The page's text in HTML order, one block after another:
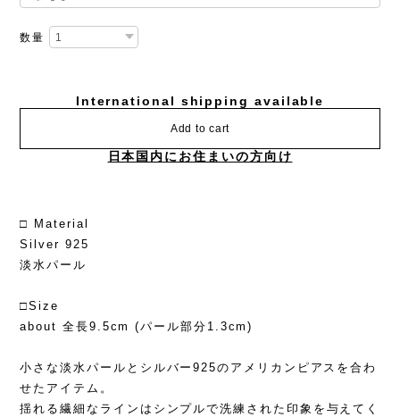
数量
International shipping available
Add to cart
日本国内にお住まいの方向け
□ Material
Silver 925
淡水パール
□Size
about 全長9.5cm (パール部分1.3cm)
小さな淡水パールとシルバー925のアメリカンピアスを合わ
せたアイテム。
揺れる繊細なラインはシンプルで洗練された印象を与えてく